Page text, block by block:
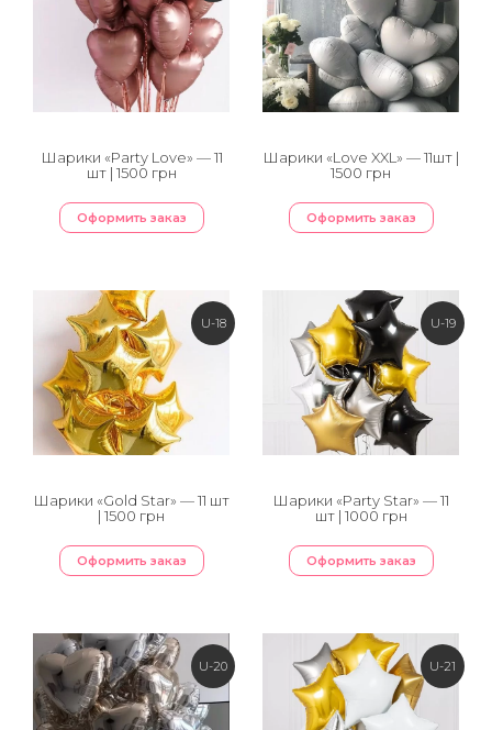
Шарики «Party Love» — 11
шт | 1500 грн
Оформить заказ
Шарики «Love XXL» — 11шт |
1500 грн
Оформить заказ
U-18
Шарики «Gold Star» — 11 шт
| 1500 грн
Оформить заказ
U-19
Шарики «Party Star» — 11
шт | 1000 грн
Оформить заказ
U-20 U-21